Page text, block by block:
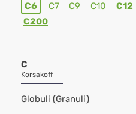
C6 C7 C9 C10 C12
C200
C
Korsakoff
Globuli (Granuli)